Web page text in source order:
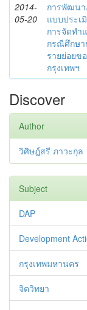
2014-
05-20
การพัฒนา
แบบประเ
การจัดทำ
กรณีศึกษา
รายย่อยข
กรุงเทพฯ
Discover
Author
วิศิษฎ์สรี ภาวะกุล
Subject
DAP
Development
กรุงเทพมหานคร
จิตวิทยา